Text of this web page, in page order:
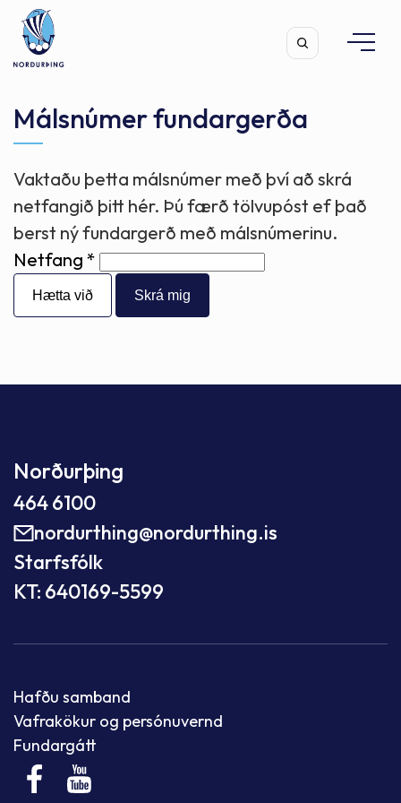
Leita
Málsnúmer fundargerða
Vaktaðu þetta málsnúmer með því að skrá
netfangið þitt hér. Þú færð tölvupóst ef það
berst ný fundargerð með málsnúmerinu.
Netfang
Hætta við
Norðurþing
464 6100
nordurthing@nordurthing.is
Starfsfólk
KT: 640169-5599
Hafðu samband
Vafrakökur og persónuvernd
Fundargátt